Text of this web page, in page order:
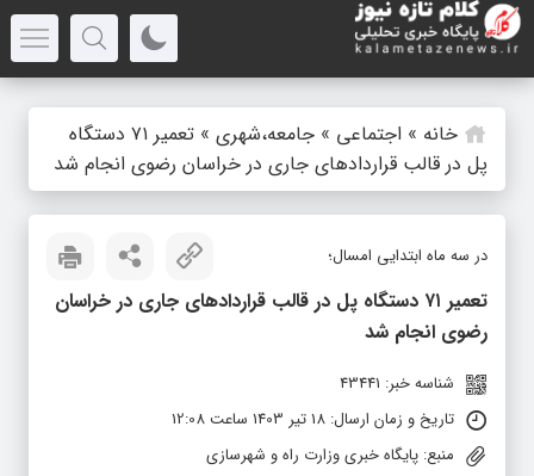
خانه » اجتماعی » جامعه،شهری »
تعمیر ۷۱ دستگاه
پل در قالب قراردادهای جاری در خراسان رضوی انجام شد
در سه ماه ابتدایی امسال؛
تعمیر ۷۱ دستگاه پل در قالب قراردادهای جاری در خراسان
رضوی انجام شد
شناسه خبر: 43441
تاریخ و زمان ارسال: 18 تیر 1403 ساعت 12:08
منبع: پایگاه خبری وزارت راه و شهرسازی